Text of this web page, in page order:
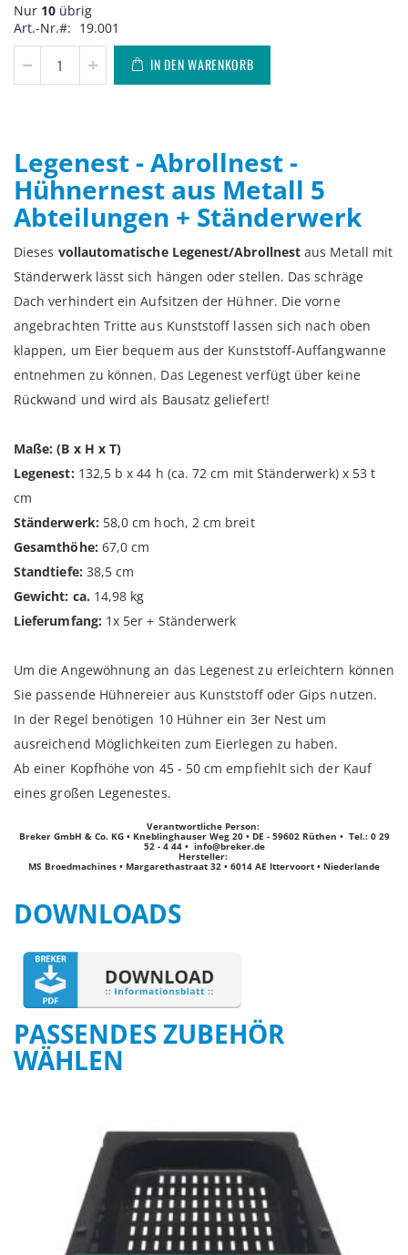
Nur 10 übrig
Art.-Nr.
19.001
IN DEN WARENKORB
Legenest - Abrollnest -
Hühnernest aus Metall 5
Abteilungen + Ständerwerk
Dieses vollautomatische Legenest/Abrollnest aus Metall mit
Ständerwerk lässt sich hängen oder stellen. Das schräge
Dach verhindert ein Aufsitzen der Hühner. Die vorne
angebrachten Tritte aus Kunststoff lassen sich nach oben
klappen, um Eier bequem aus der Kunststoff-Auffangwanne
entnehmen zu können. Das Legenest verfügt über keine
Rückwand und wird als Bausatz geliefert!
Maße: (B x H x T)
Legenest: 132,5 b x 44 h (ca. 72 cm mit Ständerwerk) x 53 t
cm
Ständerwerk: 58,0 cm hoch, 2 cm breit
Gesamthöhe: 67,0 cm
Standtiefe: 38,5 cm
Gewicht: ca. 14,98 kg
Lieferumfang: 1x 5er + Ständerwerk
Um die Angewöhnung an das Legenest zu erleichtern können
Sie passende Hühnereier aus Kunststoff oder Gips nutzen.
In der Regel benötigen 10 Hühner ein 3er Nest um
ausreichend Möglichkeiten zum Eierlegen zu haben.
Ab einer Kopfhöhe von 45 - 50 cm empfiehlt sich der Kauf
eines großen Legenestes.
Verantwortliche Person:
Breker GmbH & Co. KG • Kneblinghauser Weg 20 • DE - 59602 Rüthen • Tel.: 0 29
52 - 4 44 • info@breker.de
Hersteller:
MS Broedmachines • Margarethastraat 32 • 6014 AE Ittervoort • Niederlande
DOWNLOADS
PASSENDES ZUBEHÖR
WÄHLEN